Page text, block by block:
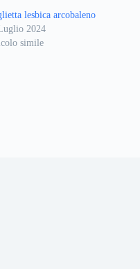
lesbica arcobaleno
2024
simile